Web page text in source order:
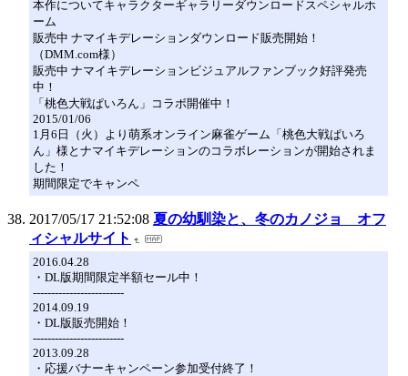
本作についてキャラクターギャラリーダウンロードスペシャルホ
ーム
販売中 ナマイキデレーションダウンロード販売開始！
（DMM.com様）
販売中 ナマイキデレーションビジュアルファンブック好評発売
中！
「桃色大戦ぱいろん」コラボ開催中！
2015/01/06
1月6日（火）より萌系オンライン麻雀ゲーム「桃色大戦ぱいろ
ん」様とナマイキデレーションのコラボレーションが開始されま
した！
期間限定でキャンペ
2017/05/17 21:52:08 夏の幼馴染と、冬のカノジョ オフ
ィシャルサイト
2016.04.28
・DL版期間限定半額セール中！
-------------------------
2014.09.19
・DL版販売開始！
-------------------------
2013.09.28
・応援バナーキャンペーン参加受付終了！